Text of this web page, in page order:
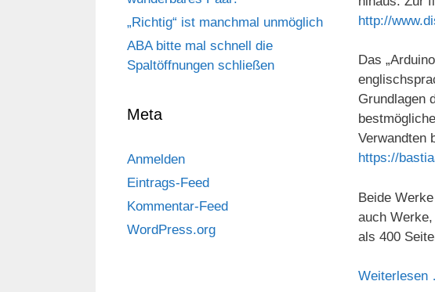
http://
Das
Grundlagen
Verwandten
https://
Beide
auch
als 400
Weiterlesen
„Richtig“ ist manchmal unmöglich
ABA bitte mal schnell die
Spaltöffnungen schließen
Meta
Anmelden
Eintrags-Feed
Kommentar-Feed
WordPress.org